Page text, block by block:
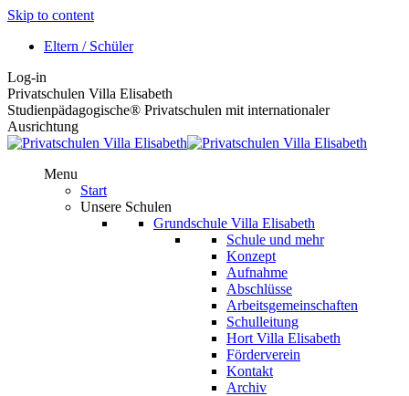
Skip to content
Eltern / Schüler
Log-in
Privatschulen Villa Elisabeth
Studienpädagogische® Privatschulen mit internationaler
Ausrichtung
Menu
Start
Unsere Schulen
Grundschule Villa Elisabeth
Schule und mehr
Konzept
Aufnahme
Abschlüsse
Arbeitsgemeinschaften
Schulleitung
Hort Villa Elisabeth
Förderverein
Kontakt
Archiv